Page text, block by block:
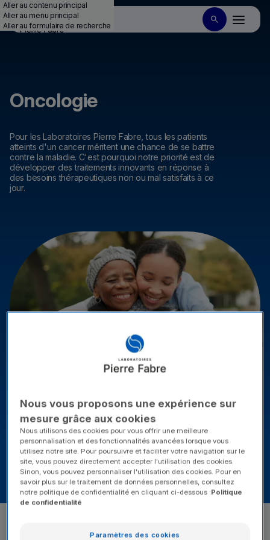
Aller au contenu principal
Aller au menu principal
Aller au formulaire de recherche
Oncologie
Pour les Laboratoires Pierre Fabre, tous les patients
atteints d'un cancer méritent une chance de se battre
contre la maladie. C'est pourquoi notre priorité est de
développer des traitements innovants en réponse à
des besoins thérapeutiques non ou mal satisfaits à ce
jour.
Notre vision Nos traitements Stratégie R&D
Notre approche globale Nos offres d'emploi
Vision, révolutionner la prise
en charge du cancer
Nous vous proposons une expérience sur
mesure grâce aux cookies
Nous utilisons des cookies pour vous offrir une meilleure
personnalisation et des fonctionnalités avancées lorsque vous
utilisez notre site. Pour poursuivre et faciliter votre navigation sur le
site, vous pouvez directement accepter l'utilisation des cookies.
Sinon, vous pouvez personnaliser l'utilisation des cookies. Pour en
savoir plus sur le traitement de données personnelles, consultez
notre politique de confidentialité en cliquant ci-dessous :Politique
de confidentialité
Paramètres des cookies